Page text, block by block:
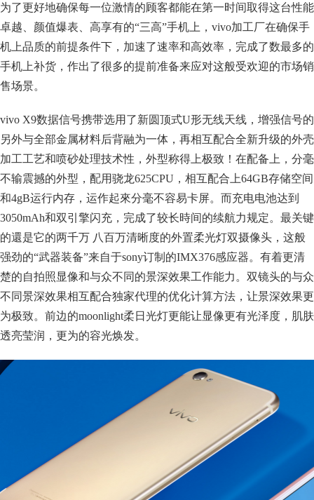
为了更好地确保每一位激情的顾客都能在第一时间取得这台性能
卓越、颜值爆表、高享有的“三高”手机上，vivo加工厂在确保手
机上品质的前提条件下，加速了速率和高效率，完成了数最多的
手机上补货，作出了很多的提前准备来应对这般受欢迎的市场销
售场景。
vivo X9数据信号携带选用了新圆顶式U形无线天线，增强信号的
另外与全部金属材料后背融为一体，再相互配合全新升级的外壳
加工工艺和喷砂处理技术性，外型称得上极致！在配备上，分毫
不输震撼的外型，配用骁龙625CPU，相互配合上64GB存储空间
和4gB运行内存，运作起來分毫不容易卡屏。而充电电池达到
3050mAh和双引擎闪充，完成了较长時间的续航力规定。最关键
的還是它的两千万 八百万清晰度的外置柔光灯双摄像头，这般
强劲的“武器装备”来自于sony订制的IMX376感应器。有着更清
楚的自拍照显像和与众不同的景深效果工作能力。双镜头的与众
不同景深效果相互配合独家代理的优化计算方法，让景深效果更
为极致。前边的moonlight柔日光灯更能让显像更有光泽度，肌肤
透亮莹润，更为的容光焕发。